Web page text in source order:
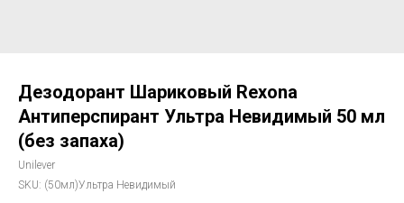
Дезодорант Шариковый Rexona
Антиперспирант Ультра Невидимый 50 мл
(без запаха)
Unilever
SKU: (50мл)Ультра Невидимый